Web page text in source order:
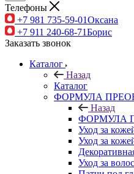
Телефоны
+7 981 735-59-01Оксана
+7 911 240-68-71Борис
Заказать звонок
Каталог
Назад
Каталог
ФОРМУЛА
Назад
ФОРМУЛА
Уход за
Уход за
Уход за